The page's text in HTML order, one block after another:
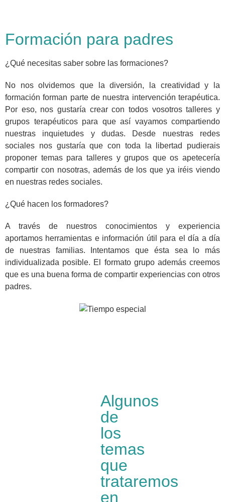
Formación para padres
¿Qué necesitas saber sobre las formaciones?
No nos olvidemos que la diversión, la creatividad y la
formación forman parte de nuestra intervención terapéutica.
Por eso, nos gustaría crear con todos vosotros talleres y
grupos terapéuticos para que así vayamos compartiendo
nuestras inquietudes y dudas. Desde nuestras redes
sociales nos gustaría que con toda la libertad pudierais
proponer temas para talleres y grupos que os apetecería
compartir con nosotras, además de los que ya iréis viendo
en nuestras redes sociales.
¿Qué hacen los formadores?
A través de nuestros conocimientos y experiencia
aportamos herramientas e información útil para el día a día
de nuestras familias. Intentamos que ésta sea lo más
individualizada posible. El formato grupo además creemos
que es una buena forma de compartir experiencias con otros
padres.
Algunos
de
los
temas
que
trataremos
en